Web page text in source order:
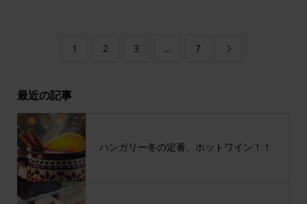
1 2 3 … 7 
最近の記事
ハンガリー冬の定番、ホットワイン！！